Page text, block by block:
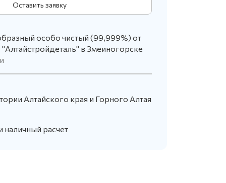
Оставить заявку
особо чистый (99,999%) от
в Змеиногорске
Алтайского края и Горного Алтая
наличный расчет